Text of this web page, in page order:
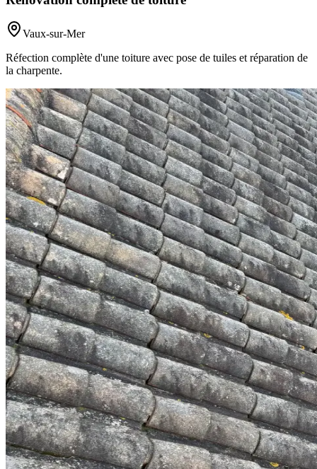
Vaux-sur-Mer
Réfection complète d'une toiture avec pose de tuiles et réparation de
la charpente.